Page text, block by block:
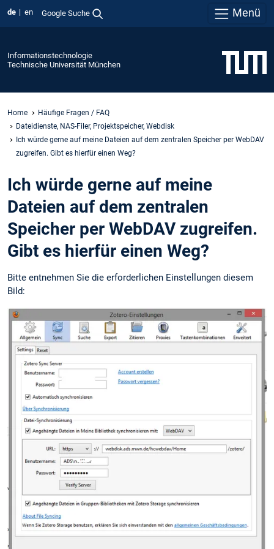
de en Google Suche Menü
Informationstechnologie
Technische Universität München
Home
Häufige Fragen / FAQ
Dateidienste, NAS-Filer, Projektspeicher, Webdisk
Ich würde gerne auf meine Dateien auf dem zentralen Speicher per WebDAV
zugreifen. Gibt es hierfür einen Weg?
Ich würde gerne auf meine
Dateien auf dem zentralen
Speicher per WebDAV zugreifen.
Gibt es hierfür einen Weg?
Bitte entnehmen Sie die erforderlichen Einstellungen diesem
Bild: